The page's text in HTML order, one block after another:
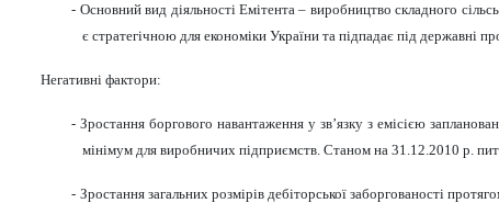
- Основний вид діяльності Емітента – виробництво складного
є стратегічною для економіки України та підпадає під державні
Негативні фактори:
- Зростання боргового навантаження у зв’язку з емісією
мінімум для виробничих підприємств. Станом на 31.12.2010 р.
- Зростання загальних розмірів дебіторської заборгованості